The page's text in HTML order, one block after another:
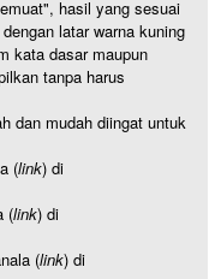
hasil yang sesuai
latar warna kuning
kata dasar maupun
tanpa harus
dan mudah diingat untuk
(link) di
(link) di
(link) di